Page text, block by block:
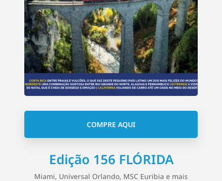
COMPRE AQUI
Edição 156 FLÓRIDA
Miami, Universal Orlando, MSC Euribia e mais